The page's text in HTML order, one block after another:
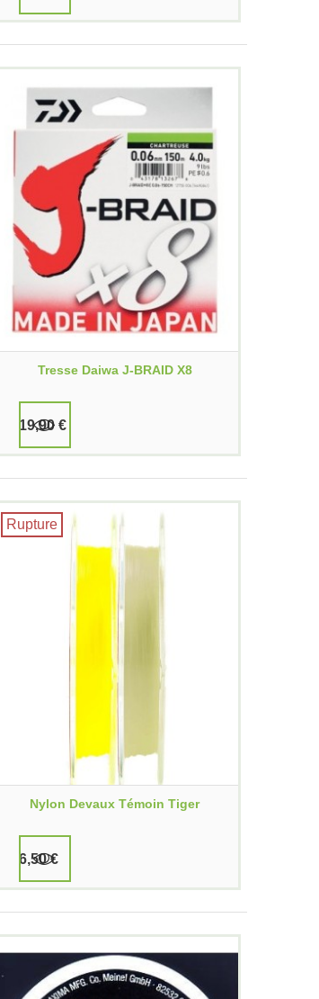
Tresse Daiwa J-BRAID X8
19,90 €
Rupture
Nylon Devaux Témoin Tiger
6,50 €